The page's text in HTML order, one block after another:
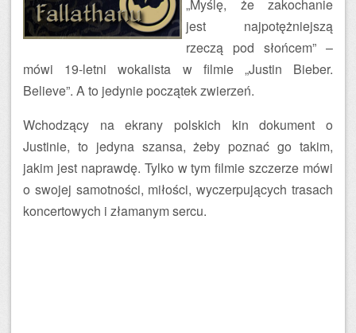
„Myślę, że zakochanie
jest najpotężniejszą
rzeczą pod słońcem” –
mówi 19-letni wokalista w filmie „Justin Bieber.
Believe”. A to jedynie początek zwierzeń.
Wchodzący na ekrany polskich kin dokument o
Justinie, to jedyna szansa, żeby poznać go takim,
jakim jest naprawdę. Tylko w tym filmie szczerze mówi
o swojej samotności, miłości, wyczerpujących trasach
koncertowych i złamanym sercu.